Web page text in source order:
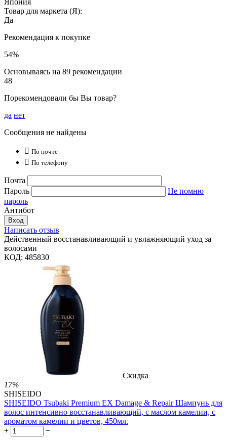
Япония
Товар для маркета (Я):
Да
Рекомендация к покупке
54%
Основываясь на 89 рекомендации
48
Порекомендовали бы Вы товар?
да нет
Сообщения не найдены
 По почте
 По телефону
Почта
Пароль
Не помню
пароль
Антибот
Вход
Написать отзыв
Действенный восстанавливающий и увлажняющий уход за
волосами
КОД: 485830
Скидка
17%
SHISEIDO
SHISEIDO Tsubaki Premium EX Damage & Repair Шампунь для
волос интенсивно восстанавливающий, с маслом камелии, с
ароматом камелии и цветов, 450мл.
+
−